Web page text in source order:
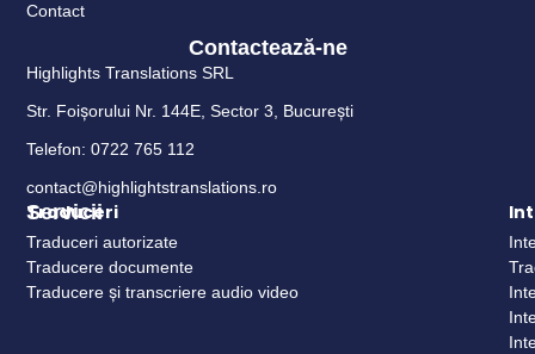
Contact
Contactează-ne
Highlights Translations SRL
Str. Foișorului Nr. 144E, Sector 3, București
Telefon: 0722 765 112
contact@highlightstranslations.ro
Servicii
Traduceri
Traduceri autorizate
Traducere documente
Traducere și transcriere audio video